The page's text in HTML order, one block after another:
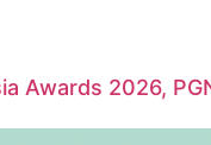
Awards 2026,